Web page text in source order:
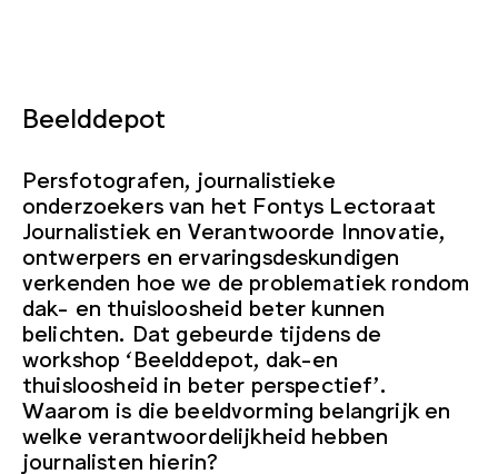
Beelddepot
Persfotografen, journalistieke
onderzoekers van het Fontys Lectoraat
Journalistiek en Verantwoorde Innovatie,
ontwerpers en ervaringsdeskundigen
verkenden hoe we de problematiek rondom
dak- en thuisloosheid beter kunnen
belichten. Dat gebeurde tijdens de
workshop ‘Beelddepot, dak-en
thuisloosheid in beter perspectief’.
Waarom is die beeldvorming belangrijk en
welke verantwoordelijkheid hebben
journalisten hierin?